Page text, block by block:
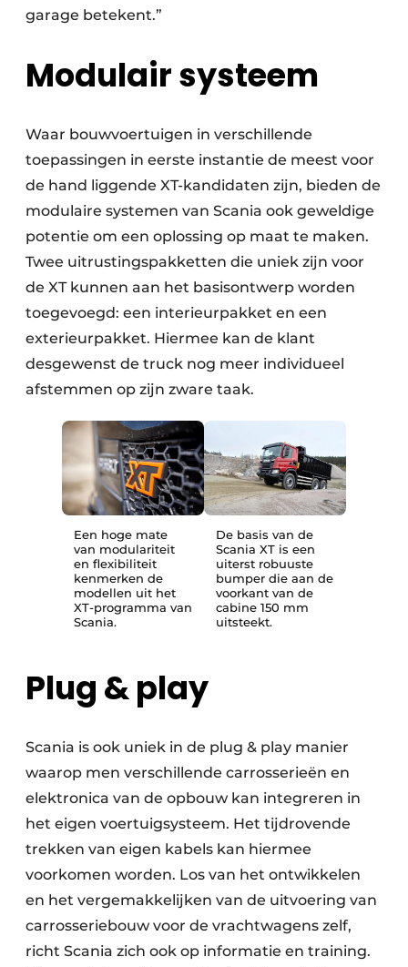
garage betekent.”
Modulair systeem
Waar bouwvoertuigen in verschillende
toepassingen in eerste instantie de meest voor
de hand liggende XT-kandidaten zijn, bieden de
modulaire systemen van Scania ook geweldige
potentie om een oplossing op maat te maken.
Twee uitrustingspakketten die uniek zijn voor
de XT kunnen aan het basisontwerp worden
toegevoegd: een interieurpakket en een
exterieurpakket. Hiermee kan de klant
desgewenst de truck nog meer individueel
afstemmen op zijn zware taak.
Een hoge mate
van modulariteit
en flexibiliteit
kenmerken de
modellen uit het
XT-programma van
Scania.
De basis van de
Scania XT is een
uiterst robuuste
bumper die aan de
voorkant van de
cabine 150 mm
uitsteekt.
Plug & play
Scania is ook uniek in de plug & play manier
waarop men verschillende carrosserieën en
elektronica van de opbouw kan integreren in
het eigen voertuigsysteem. Het tijdrovende
trekken van eigen kabels kan hiermee
voorkomen worden. Los van het ontwikkelen
en het vergemakkelijken van de uitvoering van
carrosseriebouw voor de vrachtwagens zelf,
richt Scania zich ook op informatie en training.